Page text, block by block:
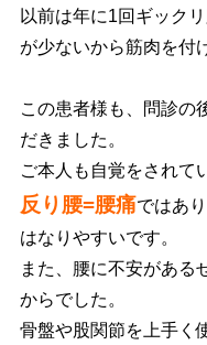
以前は年に1回ギック
が少ないから筋肉を付
この患者様も、問診の
だきました。
ご本人も自覚をされて
反り腰=腰痛ではあ
はなりやすいです。
また、腰に不安がある
からでした。
骨盤や股関節を上手く